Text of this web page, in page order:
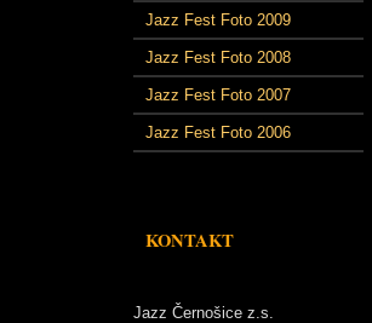
Jazz Fest Foto 2009
Jazz Fest Foto 2008
Jazz Fest Foto 2007
Jazz Fest Foto 2006
KONTAKT
Jazz Černošice z.s.